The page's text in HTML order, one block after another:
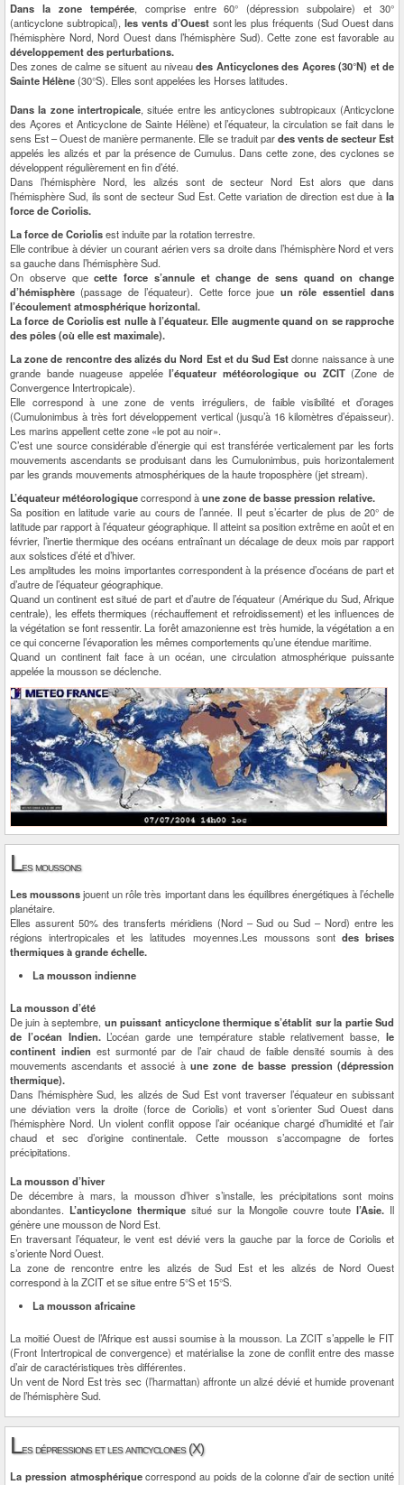
Dans la zone tempérée, comprise entre 60° (dépression subpolaire) et 30°
(anticyclone subtropical), les vents d’Ouest sont les plus fréquents (Sud Ouest dans
l’hémisphère Nord, Nord Ouest dans l’hémisphère Sud). Cette zone est favorable au
développement des perturbations.
Des zones de calme se situent au niveaudes Anticyclones des Açores (30°N) et de
Sainte Hélène(30°S). Elles sont appelées les Horses latitudes.
Dans la zone intertropicale, située entre les anticyclones subtropicaux (Anticyclone
des Açores et Anticyclone de Sainte Hélène) et l’équateur, la circulation se fait dans le
sens Est – Ouest de manière permanente. Elle se traduit pardes vents de secteur Est
appelés les alizés et par la présence de Cumulus. Dans cette zone, des cyclones se
développent régulièrement en fin d’été.
Dans l’hémisphère Nord, les alizés sont de secteur Nord Est alors que dans
l’hémisphère Sud, ils sont de secteur Sud Est. Cette variation de direction est due à la
force de Coriolis.
La force de Coriolisest induite par la rotation terrestre.
Elle contribue à dévier un courant aérien vers sa droite dans l’hémisphère Nord et vers
sa gauche dans l’hémisphère Sud.
On observe quecette force s’annule et change de sens quand on change
d’hémisphère(passage de l’équateur). Cette force joue un rôle essentiel dans
l’écoulement atmosphérique horizontal.
La force de Coriolis est nulle à l’équateur. Elle augmente quand on se rapproche
des pôles (où elle est maximale).
La zone de rencontre des alizés du Nord Est et du Sud Estdonne naissance à une
grande bande nuageuse appeléel’équateur météorologique ou ZCIT(Zone de
Convergence Intertropicale).
Elle correspond à une zone de vents irréguliers, de faible visibilité et d’orages
(Cumulonimbus à très fort développement vertical (jusqu’à 16 kilomètres d’épaisseur).
Les marins appellent cette zone «le pot au noir».
C’est une source considérable d’énergie qui est transférée verticalement par les forts
mouvements ascendants se produisant dans les Cumulonimbus, puis horizontalement
par les grands mouvements atmosphériques de la haute troposphère (jet stream).
L’équateur météorologiquecorrespond àune zone de basse pression relative.
Sa position en latitude varie au cours de l’année. Il peut s’écarter de plus de 20° de
latitude par rapport à l’équateur géographique. Il atteint sa position extrême en août et en
février, l’inertie thermique des océans entraînant un décalage de deux mois par rapport
aux solstices d’été et d’hiver.
Les amplitudes les moins importantes correspondent à la présence d’océans de part et
d’autre de l’équateur géographique.
Quand un continent est situé de part et d’autre de l’équateur (Amérique du Sud, Afrique
centrale), les effets thermiques (réchauffement et refroidissement) et les influences de
la végétation se font ressentir. La forêt amazonienne est très humide, la végétation a en
ce qui concerne l’évaporation les mêmes comportements qu’une étendue maritime.
Quand un continent fait face à un océan, une circulation atmosphérique puissante
appelée la mousson se déclenche.
Les moussons
Les moussonsjouent un rôle très important dans les équilibres énergétiques à l’échelle
planétaire.
Elles assurent 50% des transferts méridiens (Nord – Sud ou Sud – Nord) entre les
régions intertropicales et les latitudes moyennes.Les moussons sont des brises
thermiques à grande échelle.
La mousson indienne
La mousson d’été
De juin à septembre, un puissant anticyclone thermique s’établit sur la partie Sud
de l’océan Indien. L’océan garde une température stable relativement basse,le
continent indien est surmonté par de l’air chaud de faible densité soumis à des
mouvements ascendants et associé à une zone de basse pression (dépression
thermique).
Dans l’hémisphère Sud, les alizés de Sud Est vont traverser l’équateur en subissant
une déviation vers la droite (force de Coriolis) et vont s’orienter Sud Ouest dans
l’hémisphère Nord. Un violent conflit oppose l’air océanique chargé d’humidité et l’air
chaud et sec d’origine continentale. Cette mousson s’accompagne de fortes
précipitations.
La mousson d’hiver
De décembre à mars, la mousson d’hiver s’installe, les précipitations sont moins
abondantes. L’anticyclone thermique situé sur la Mongolie couvre toutel’Asie. Il
génère une mousson de Nord Est.
En traversant l’équateur, le vent est dévié vers la gauche par la force de Coriolis et
s’oriente Nord Ouest.
La zone de rencontre entre les alizés de Sud Est et les alizés de Nord Ouest
correspond à la ZCIT et se situe entre 5°S et 15°S.
La mousson africaine
La moitié Ouest de l’Afrique est aussi soumise à la mousson. La ZCIT s’appelle le FIT
(Front Intertropical de convergence) et matérialise la zone de conflit entre des masse
d’air de caractéristiques très différentes.
Un vent de Nord Est très sec (l’harmattan) affronte un alizé dévié et humide provenant
de l’hémisphère Sud.
Les dépressions et les anticyclones (X)
La pression atmosphériquecorrespond au poids de la colonne d’air de section unité